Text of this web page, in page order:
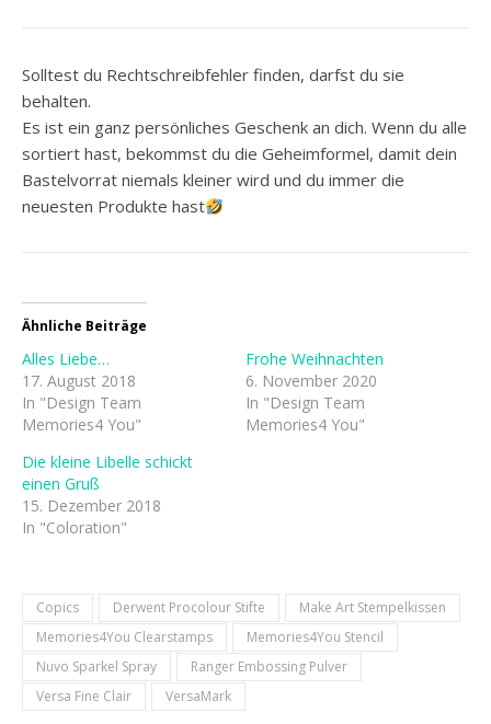
Solltest du Rechtschreibfehler finden, darfst du sie
behalten.
Es ist ein ganz persönliches Geschenk an dich. Wenn du alle
sortiert hast, bekommst du die Geheimformel, damit dein
Bastelvorrat niemals kleiner wird und du immer die
neuesten Produkte hast
Ähnliche Beiträge
Alles Liebe…
17. August 2018
In "Design Team
Memories4 You"
Frohe Weihnachten
6. November 2020
In "Design Team
Memories4 You"
Die kleine Libelle schickt
einen Gruß
15. Dezember 2018
In "Coloration"
Copics Derwent Procolour Stifte
Make Art Stempelkissen
Memories4You Clearstamps
Memories4You Stencil
Nuvo Sparkel Spray
Ranger Embossing Pulver
Versa Fine Clair
VersaMark